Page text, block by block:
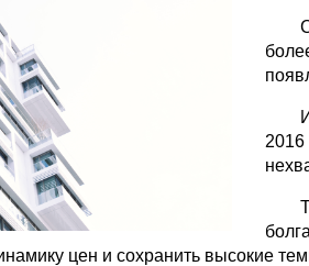
цен и сохранить высокие